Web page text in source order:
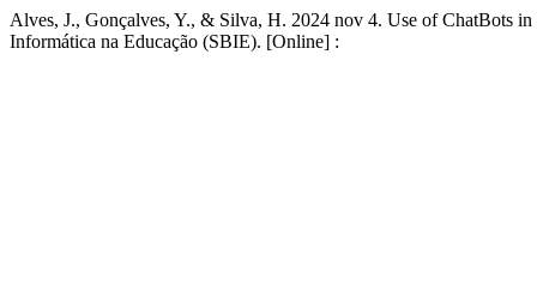
Alves, J., Gonçalves, Y., & Silva, H. 2024 nov 4. Use of ChatBots
Informática na Educação (SBIE). [Online] :